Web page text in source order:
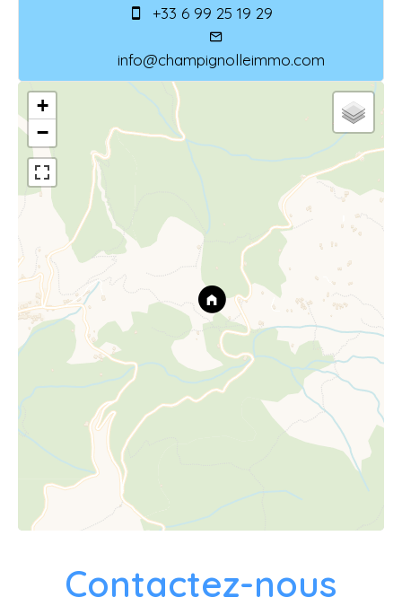
+33 6 99 25 19 29
info@champignolleimmo.com
+
−
Contactez-nous